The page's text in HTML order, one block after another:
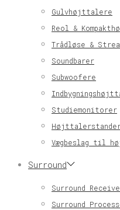
Gulvhøjttalere
Reol &
Trådløse &
Soundbarer
Subwoofere
Studiemonitorer
Vægbeslag til
Surround
Surround
Surround